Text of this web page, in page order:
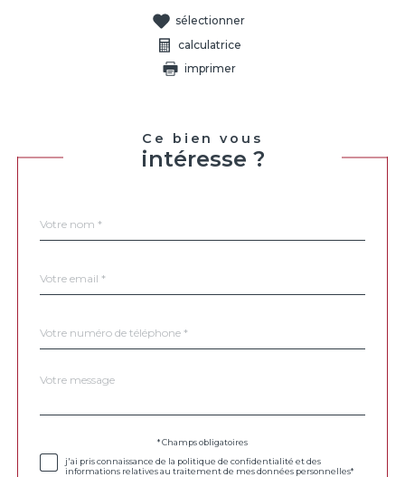
sélectionner
calculatrice
imprimer
Ce bien vous
intéresse ?
par
*
*
*
Fieldset
Message
*
* Champs obligatoires
j'ai pris connaissance de la politique de confidentialité et des
informations relatives au traitement de mes données personnelles*